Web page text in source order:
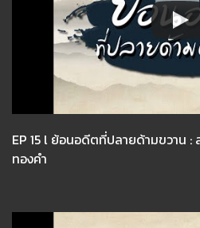
EP 15 l ย้อนอดีตที่ปลายด้ามขวาน
ทองคำ